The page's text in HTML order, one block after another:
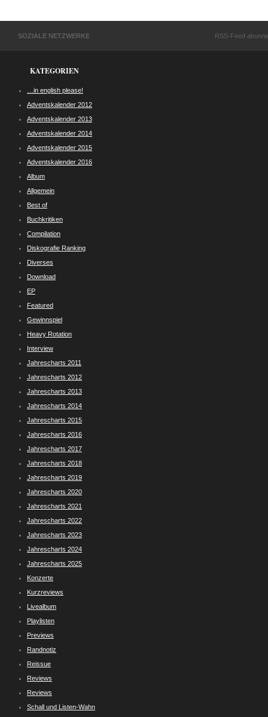
SOZIALE NETZWERKE RSS-Feed
KATEGORIEN
…in english please!
Adventskalender 2012
Adventskalender 2013
Adventskalender 2014
Adventskalender 2015
Adventskalender 2016
Album
Allgemein
Best of
Buchkritiken
Compilation
Diskografie Ranking
Diverses
Download
EP
Featured
Gewinnspiel
Heavy Rotation
Interview
Jahrescharts 2011
Jahrescharts 2012
Jahrescharts 2013
Jahrescharts 2014
Jahrescharts 2015
Jahrescharts 2016
Jahrescharts 2017
Jahrescharts 2018
Jahrescharts 2019
Jahrescharts 2020
Jahrescharts 2021
Jahrescharts 2022
Jahrescharts 2023
Jahrescharts 2024
Jahrescharts 2025
Konzerte
Kurzreviews
Livealbum
Playlisten
Previews
Randnotiz
Reissue
Reviews
Reviews
Schall und Listen-Wahn